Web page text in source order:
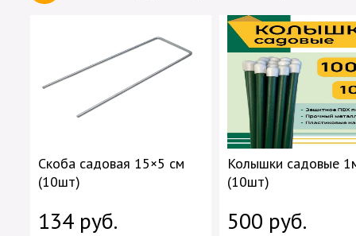
Скоба садовая 15×5 см
(10шт)
134 руб.
Колышки садовые
(10шт)
500 руб.